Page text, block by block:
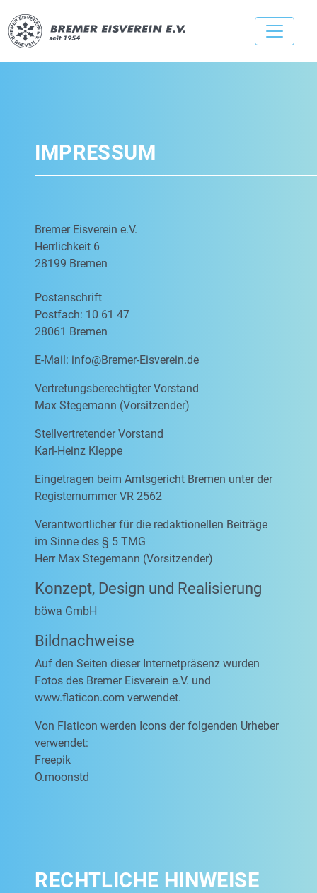
IMPRESSUM
Bremer Eisverein e.V.
Herrlichkeit 6
28199 Bremen
Postanschrift
Postfach: 10 61 47
28061 Bremen
E-Mail: info@Bremer-Eisverein.de
Vertretungsberechtigter Vorstand
Max Stegemann (Vorsitzender)
Stellvertretender Vorstand
Karl-Heinz Kleppe
Eingetragen beim Amtsgericht Bremen unter der
Registernummer VR 2562
Verantwortlicher für die redaktionellen Beiträge
im Sinne des § 5 TMG
Herr Max Stegemann (Vorsitzender)
Konzept, Design und Realisierung
böwa GmbH
Bildnachweise
Auf den Seiten dieser Internetpräsenz wurden
Fotos des Bremer Eisverein e.V. und
www.flaticon.com verwendet.
Von Flaticon werden Icons der folgenden Urheber
verwendet:
Freepik
O.moonstd
RECHTLICHE HINWEISE